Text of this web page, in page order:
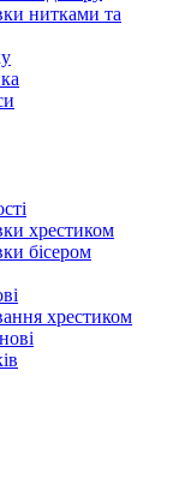
нитками та
хрестиком
бісером
хрестиком